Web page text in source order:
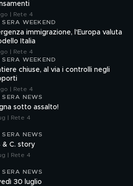
| Rete 4
WEEKEND
immigrazione, l'Europa valuta
Italia
| Rete 4
WEEKEND
chiuse, al via i controlli negli
| Rete 4
NEWS
sotto assalto!
| Rete 4
NEWS
M5S & C. story
| Rete 4
NEWS
30 luglio